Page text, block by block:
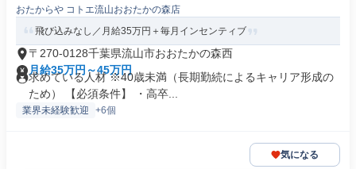
おたからや コトエ流山おおたかの森店
飛び込みなし／月給35万円＋毎月インセンティブ
〒270-0128千葉県流山市おおたかの森西
月給35万円～45万円
求めている人材 ※40歳未満（長期勤続によるキャリア形成の
ため） 【必須条件】 ・高卒...
業界未経験歓迎 +6個
気になる